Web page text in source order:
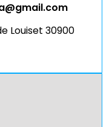
Louiset 30900